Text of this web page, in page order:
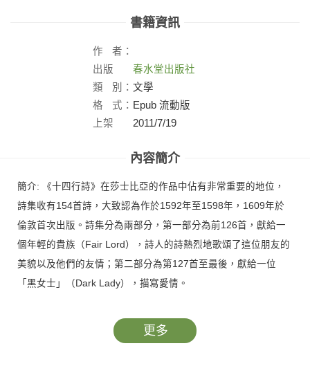
書籍資訊
作
者：
出版
社：
春水堂出版社
類
別： 文學
格
式： Epub 流動版
上架
2011/7/19
內容簡介
簡介: 《十四行詩》在莎士比亞的作品中佔有非常重要的地位，
詩集收有154首詩，大致認為作於1592年至1598年，1609年於
倫敦首次出版。詩集分為兩部分，第一部分為前126首，獻給一
個年輕的貴族（Fair Lord），詩人的詩熱烈地歌頌了這位朋友的
美貌以及他們的友情；第二部分為第127首至最後，獻給一位
「黑女士」（Dark Lady），描寫愛情。
更多